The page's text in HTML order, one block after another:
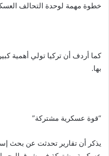
خطوة مهمة لوحدة التحالف
كما أردف أن تركيا تولي أهمية
بها.
“قوة عسكرية مشتركة”
يذكر أن تقارير تحدثت عن بحث